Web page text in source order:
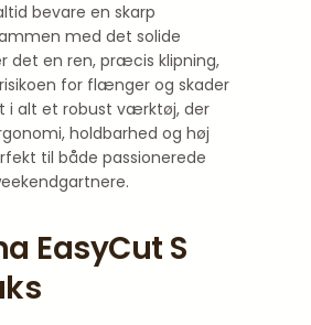
bevare en skarp
med det solide
det en ren, præcis klipning,
for flænger og skader
i alt et robust værktøj, der
holdbarhed og høj
til både passionerede
EasyCut S